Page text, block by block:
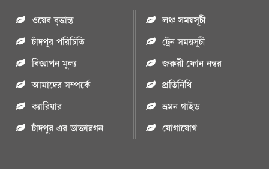
ওয়েব বৃত্তান্ত
চাঁদপুর পরিচিতি
বিজ্ঞাপন মুল্য
আমাদের সম্পর্কে
ক্যারিয়ার
চাঁদপুর এর ডাক্তারগন
লঞ্চ সময়সূচী
ট্রেন সময়সূচী
জরুরী ফোন নম্বর
প্রতিনিধি
ভ্রমন গাইড
যোগাযোগ